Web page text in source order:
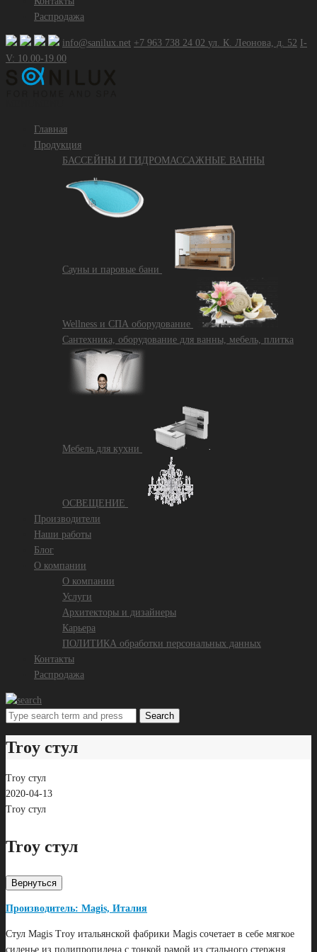
Распродажа
info@sanilux.net +7 963 738 24 02 ул. К. Леонова, д. 52 I-
V: 10.00-19.00
Главная
Продукция
БАССЕЙНЫ И ГИДРОМАССАЖНЫЕ ВАННЫ
Сауны и паровые бани
Wellness и СПА оборудование
Сантехника, оборудование для ванны, мебель, плитка
Mебель для кухни
ОСВЕЩЕНИЕ
Производители
Наши работы
Блог
О компании
О компании
Услуги
Архитекторы и дизайнеры
Карьера
ПОЛИТИКА обработки персональных данных
Контакты
Распродажа
Search
Troy стул
Troy стул
2020-04-13
Troy стул
Troy стул
Вернуться
Производитель: Magis, Италия
Стул Magis Troy итальянской фабрики Magis сочетает в себе мягкое
сиденье из полипропилена с тонкой рамой из стального стержня.